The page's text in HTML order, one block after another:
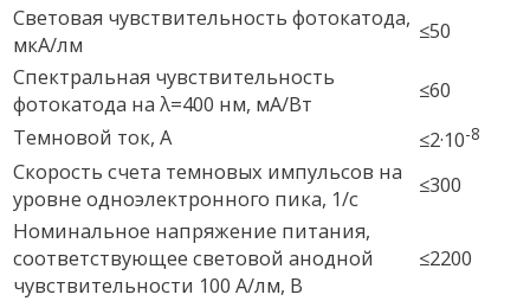
Световая чувствительность фотокатода,
мкА/лм
≤50
Спектральная чувствительность
фотокатода на λ=400 нм, мА/Вт
≤60
Темновой ток, А
≤2·10-8
Скорость счета темновых импульсов на
уровне одноэлектронного пика, 1/с
≤300
Номинальное напряжение питания,
соответствующее световой анодной
чувствительности 100 А/лм, В
≤2200